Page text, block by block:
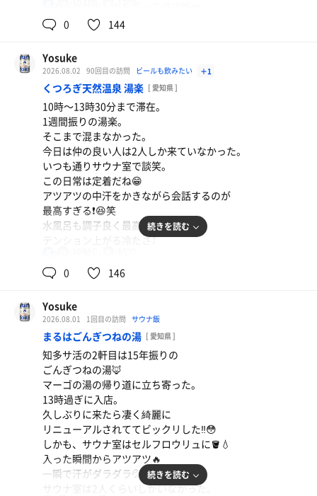
オロポ
今日もイイ汗をかいたぞ！
ポカリスエット
ミートスパゲッティ
湯あがりビールは美味しい🍺😆
オロポ
今週も1週間乗り切るぞー‼️
水
0 144
Yosuke
2026.08.02 90回目の訪問 ビールも飲みたい ＋1
くつろぎ天然温泉 湯楽 [ 愛知県 ]
10時〜13時30分まで滞在。
1週間振りの湯楽。
そこまで混まなかった。
今日は仲の良い人は2人しか来ていなかった。
いつも通りサウナ室で談笑。
この日常は定着だね😁
アツアツの中汗をかきながら会話するのが
最高すぎる❗️😆笑
水風呂も調子良く最高‼️
テンション上がる冷たさ⤴️
途中、2階で40分クールダウン休憩📚☺️
5分18セットで終わり。
後は源泉にユックリ浸かった。
やはり、ホームが一番落ち着くね😁
湯あがりは関牛乳（コーヒー）を購入。
暑いからかき氷食べたくなるね〜🍧
来週は恒例の静岡出張で来れないから、
向こうで出張サウナを楽しむぞ‼️
続きを読む
0 146
Yosuke
2026.08.01 1回目の訪問 サウナ飯
まるはごんぎつねの湯 [ 愛知県 ]
知多サ活の2軒目は15年振りの
ごんぎつねの湯🦊
マーゴの湯の帰り道に立ち寄った。
13時過ぎに入店。
久しぶりに来たら凄く綺麗に
リニューアルされててビックリした‼️😳
しかも、サウナ室はセルフロウリュに🪣💧
入った瞬間からアツアツ🔥
一瞬で汗がダラダラ💦
サウナ室は2人くらいしかいなかった。
続きを読む